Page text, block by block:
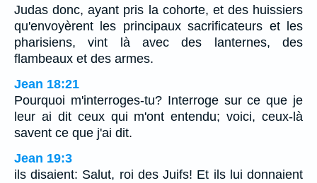
Judas donc, ayant pris la cohorte, et des huissiers
qu'envoyèrent les principaux sacrificateurs et les
pharisiens, vint là avec des lanternes, des
flambeaux et des armes.
Jean 18:21
Pourquoi m'interroges-tu? Interroge sur ce que je
leur ai dit ceux qui m'ont entendu; voici, ceux-là
savent ce que j'ai dit.
Jean 19:3
ils disaient: Salut, roi des Juifs! Et ils lui donnaient